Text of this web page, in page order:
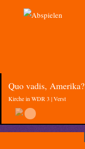
Quo vadis, Amerika?
Kirche in WDR 3 | Verst